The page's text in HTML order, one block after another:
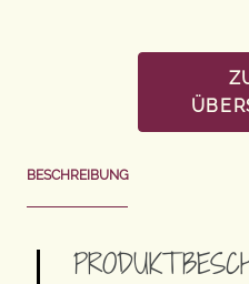
BESCHREIBUNG